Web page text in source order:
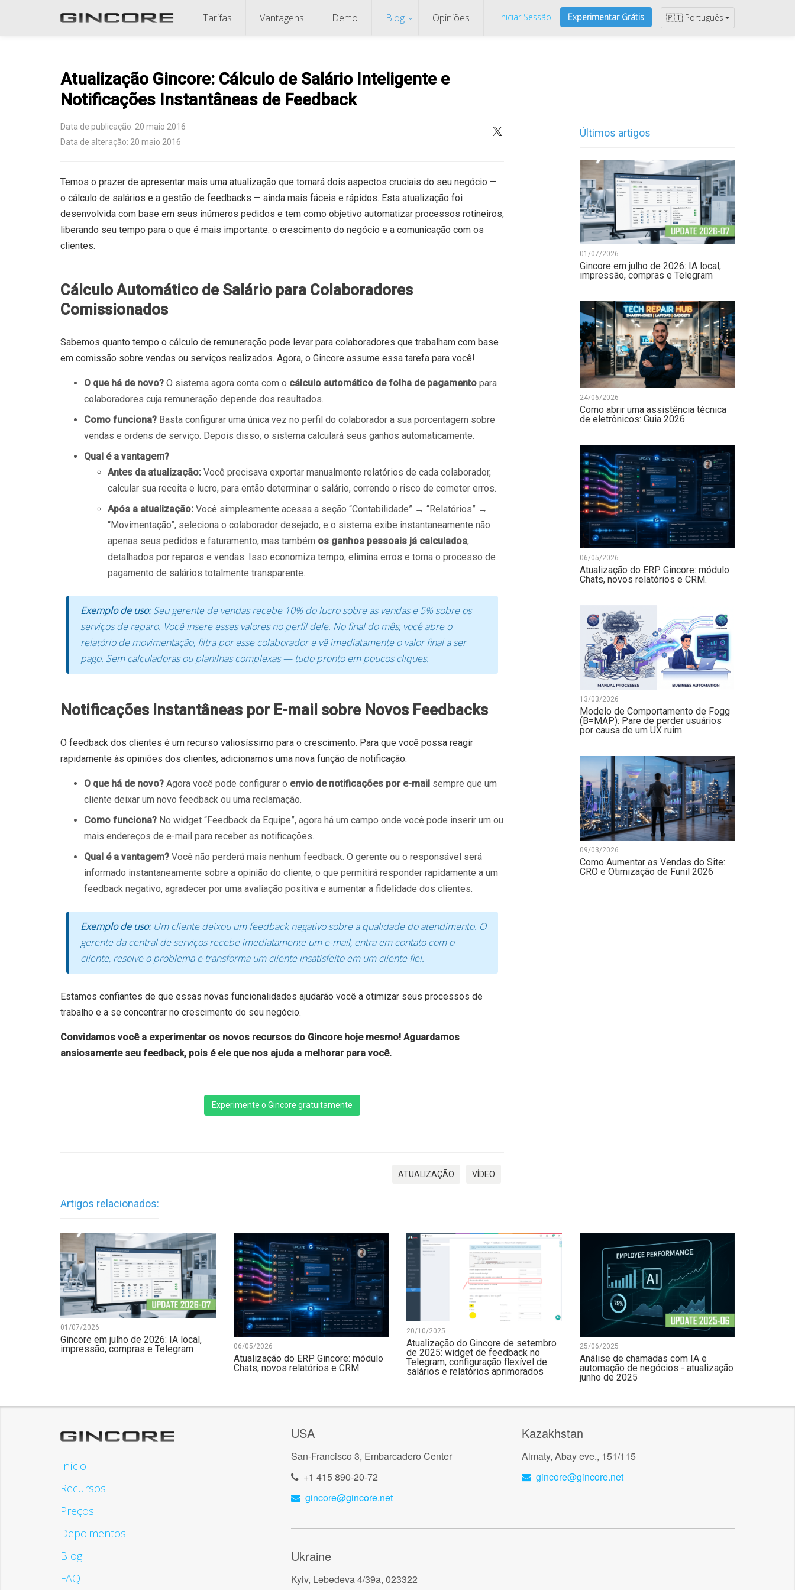
Iniciar Sessão Experimentar Grátis 🇵🇹 Português
Tarifas Vantagens Demo Blog Opiniões
Atualização Gincore: Cálculo de Salário Inteligente e
Notificações Instantâneas de Feedback
Data de publicação: 20 maio 2016
Data de alteração: 20 maio 2016
Temos o prazer de apresentar mais uma atualização que tornará dois aspectos cruciais do seu negócio —
o cálculo de salários e a gestão de feedbacks — ainda mais fáceis e rápidos. Esta atualização foi
desenvolvida com base em seus inúmeros pedidos e tem como objetivo automatizar processos rotineiros,
liberando seu tempo para o que é mais importante: o crescimento do negócio e a comunicação com os
clientes.
Cálculo Automático de Salário para Colaboradores
Comissionados
Sabemos quanto tempo o cálculo de remuneração pode levar para colaboradores que trabalham com base
em comissão sobre vendas ou serviços realizados. Agora, o Gincore assume essa tarefa para você!
O que há de novo? O sistema agora conta com o cálculo automático de folha de pagamento para
colaboradores cuja remuneração depende dos resultados.
Como funciona? Basta configurar uma única vez no perfil do colaborador a sua porcentagem sobre
vendas e ordens de serviço. Depois disso, o sistema calculará seus ganhos automaticamente.
Qual é a vantagem?
Antes da atualização: Você precisava exportar manualmente relatórios de cada colaborador,
calcular sua receita e lucro, para então determinar o salário, correndo o risco de cometer erros.
Após a atualização: Você simplesmente acessa a seção “Contabilidade” → “Relatórios” →
“Movimentação”, seleciona o colaborador desejado, e o sistema exibe instantaneamente não
apenas seus pedidos e faturamento, mas também os ganhos pessoais já calculados,
detalhados por reparos e vendas. Isso economiza tempo, elimina erros e torna o processo de
pagamento de salários totalmente transparente.
Exemplo de uso:Seu gerente de vendas recebe 10% do lucro sobre as vendas e 5% sobre os
serviços de reparo. Você insere esses valores no perfil dele. No final do mês, você abre o
relatório de movimentação, filtra por esse colaborador e vê imediatamente o valor final a ser
pago. Sem calculadoras ou planilhas complexas — tudo pronto em poucos cliques.
Notificações Instantâneas por E-mail sobre Novos Feedbacks
O feedback dos clientes é um recurso valiosíssimo para o crescimento. Para que você possa reagir
rapidamente às opiniões dos clientes, adicionamos uma nova função de notificação.
O que há de novo? Agora você pode configurar o envio de notificações por e-mail sempre que um
cliente deixar um novo feedback ou uma reclamação.
Como funciona? No widget “Feedback da Equipe”, agora há um campo onde você pode inserir um ou
mais endereços de e-mail para receber as notificações.
Qual é a vantagem? Você não perderá mais nenhum feedback. O gerente ou o responsável será
informado instantaneamente sobre a opinião do cliente, o que permitirá responder rapidamente a um
feedback negativo, agradecer por uma avaliação positiva e aumentar a fidelidade dos clientes.
Exemplo de uso:Um cliente deixou um feedback negativo sobre a qualidade do atendimento. O
gerente da central de serviços recebe imediatamente um e-mail, entra em contato com o
cliente, resolve o problema e transforma um cliente insatisfeito em um cliente fiel.
Estamos confiantes de que essas novas funcionalidades ajudarão você a otimizar seus processos de
trabalho e a se concentrar no crescimento do seu negócio.
Convidamos você a experimentar os novos recursos do Gincore hoje mesmo! Aguardamos
ansiosamente seu feedback, pois é ele que nos ajuda a melhorar para você.
Experimente o Gincore gratuitamente
ATUALIZAÇÃO VÍDEO
Últimos artigos
01/07/2026
Gincore em julho de 2026: IA local,
impressão, compras e Telegram
24/06/2026
Como abrir uma assistência técnica
de eletrônicos: Guia 2026
06/05/2026
Atualização do ERP Gincore: módulo
Chats, novos relatórios e CRM.
13/03/2026
Modelo de Comportamento de Fogg
(B=MAP): Pare de perder usuários
por causa de um UX ruim
09/03/2026
Como Aumentar as Vendas do Site:
CRO e Otimização de Funil 2026
Artigos relacionados:
01/07/2026
Gincore em julho de 2026: IA local,
impressão, compras e Telegram
06/05/2026
Atualização do ERP Gincore: módulo
Chats, novos relatórios e CRM.
20/10/2025
Atualização do Gincore de setembro
de 2025: widget de feedback no
Telegram, configuração flexível de
salários e relatórios aprimorados
25/06/2025
Análise de chamadas com IA e
automação de negócios - atualização
junho de 2025
Início
Recursos
Preços
Depoimentos
Blog
FAQ
USA
San-Francisco 3, Embarcadero Center
+1 415 890-20-72
gincore@gincore.net
Kazakhstan
Almaty, Abay eve., 151/115
gincore@gincore.net
Ukraine
Kyiv, Lebedeva 4/39a, 023322